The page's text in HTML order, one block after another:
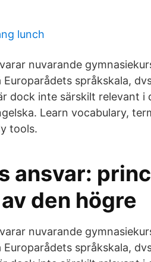
lunch
nuvarande
språkskala,
dock inte särskilt relevant
Learn vocabulary,
tools.
ansvar:
den högre
nuvarande
språkskala,